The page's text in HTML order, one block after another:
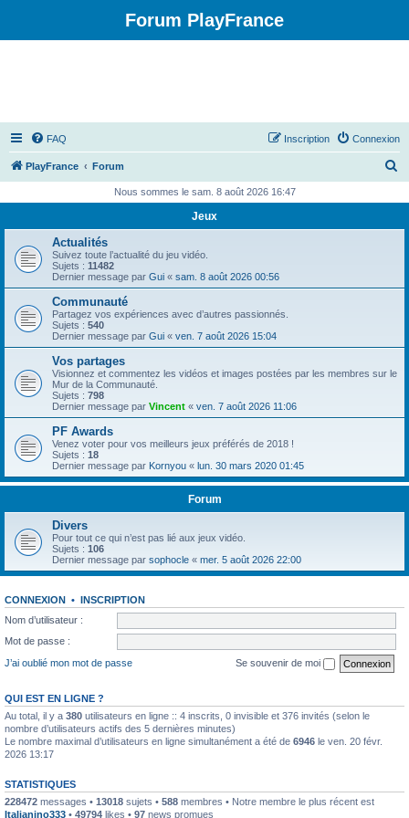
Forum PlayFrance
FAQ Connexion
Inscription
PlayFrance Forum
h
Nous sommes le sam. 8 août 2026 16:47
Jeux
Actualités
Suivez toute l’actualité du jeu vidéo.
Sujets : 11482
Dernier message par Gui « sam. 8 août 2026 00:56
Communauté
Partagez vos expériences avec d’autres passionnés.
Sujets : 540
Dernier message par Gui « ven. 7 août 2026 15:04
Vos partages
Visionnez et commentez les vidéos et images postées par les membres sur le
Mur de la Communauté.
Sujets : 798
Dernier message par Vincent « ven. 7 août 2026 11:06
PF Awards
Venez voter pour vos meilleurs jeux préférés de 2018 !
Sujets : 18
Dernier message par Kornyou « lun. 30 mars 2020 01:45
Forum
Divers
Pour tout ce qui n’est pas lié aux jeux vidéo.
Sujets : 106
Dernier message par sophocle « mer. 5 août 2026 22:00
CONNEXION • INSCRIPTION
Nom d’utilisateur :
Mot de passe :
J’ai oublié mon mot de passe
Se souvenir de moi
QUI EST EN LIGNE ?
Au total, il y a 380 utilisateurs en ligne :: 4 inscrits, 0 invisible et 376 invités (selon le
nombre d’utilisateurs actifs des 5 dernières minutes)
Le nombre maximal d’utilisateurs en ligne simultanément a été de 6946 le ven. 20 févr.
2026 13:17
STATISTIQUES
228472 messages • 13018 sujets • 588 membres • Notre membre le plus récent est
Italianino333 • 49794 likes • 97 news promues